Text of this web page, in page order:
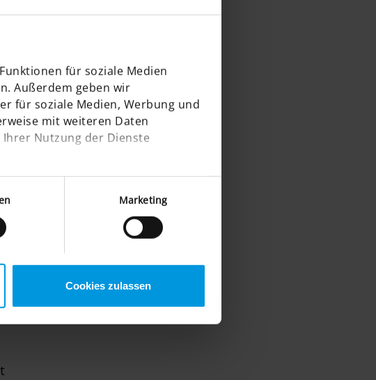
für soziale Medien
Außerdem geben wir
für soziale Medien, Werbung und
mit weiteren Daten
Nutzung der Dienste
Marketing
Cookies zulassen